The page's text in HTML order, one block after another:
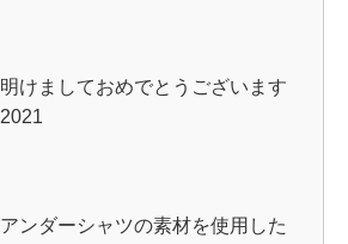
明けましておめでとうございます
2021
アンダーシャツの素材を使用した